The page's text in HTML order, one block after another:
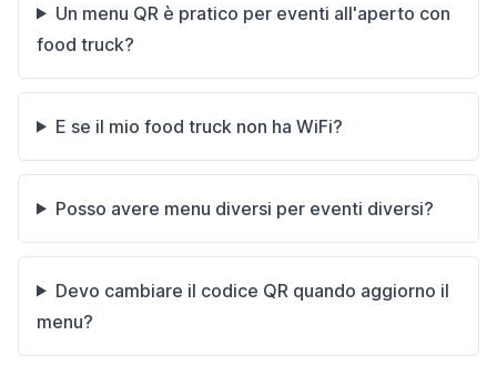
Un menu QR è pratico per eventi all'aperto con
food truck?
E se il mio food truck non ha WiFi?
Posso avere menu diversi per eventi diversi?
Devo cambiare il codice QR quando aggiorno il
menu?